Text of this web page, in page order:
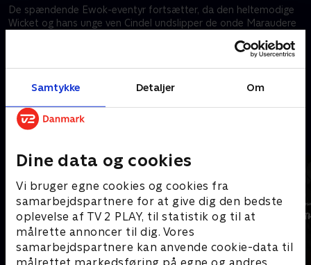
Samtykke Detaljer Om
Dine data og cookies
Vi bruger egne cookies og cookies fra
samarbejdspartnere for at give dig den bedste
oplevelse af TV 2 PLAY, til statistik og til at
målrette annoncer til dig. Vores
samarbejdspartnere kan anvende cookie-data til
De spændende Ewok-eventyr fortsætter, da den heltemodige
Wicket og hans unge ven Cindel undslipper de onde Maraudere
Kræver tilkøb